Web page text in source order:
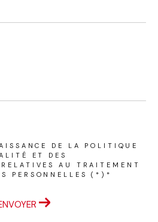
DE LA POLITIQUE
ET DES
AU TRAITEMENT
PERSONNELLES (*)*